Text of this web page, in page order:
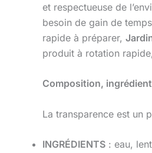
et respectueuse de
besoin de gain de
rapide à préparer,
produit à rotation
Composition,
La transparence est un
INGRÉDIENTS : eau,